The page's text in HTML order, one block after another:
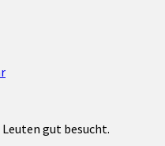
Leuten gut besucht.